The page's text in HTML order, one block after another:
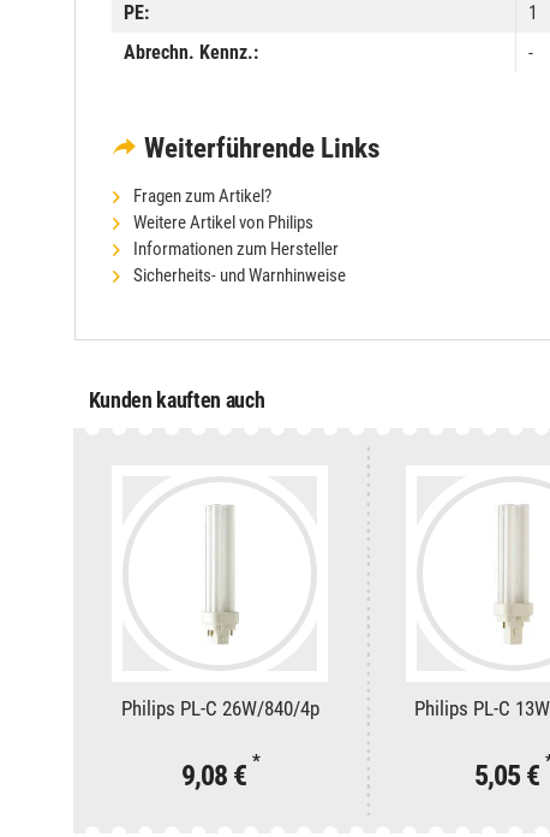
PE:
1
Abrechn. Kennz.:
-
Weiterführende Links
Fragen zum Artikel?
Weitere Artikel von Philips
Informationen zum Hersteller
Sicherheits- und Warnhinweise
Kunden kauften auch
Philips PL-C 26W/840/4p
9,08 € *
Philips PL-C
5,05 €